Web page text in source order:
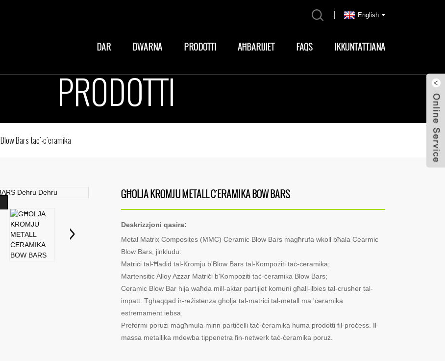
English
DAR DWARNA PRODOTTI AĦBARIJIET FAQS IKKUNTATTJANA
PRODOTTI
Blow Bars taċ-ċeramika
GĦOLJA KROMJU METALL ĊERAMIKA BOW BARS
Deskrizzjoni qasira:
Metal Matrix Composites (MMC) Ceramic Blow Bars magħrufa wkoll bħala Cearmic
Blow Bars, jinkludu:
Matriċi tal-Ħadid tal-Kromju b'Blow Bars tal-Kompożiti taċ-ċeramika;
Martensitic Alloy Azzar Matriċi b'Kompożiti taċ-ċeramika Blow Bars;
Ceramic Blow Bar hija waħda mill-aktar partijiet komuni għall-ilbies tal-crusher tal-
impatt. Tgħaqqad ir-reżistenza għolja tal-matriċi tal-metall ma 'ċeramika
estremament iebsa.
Preformi porużi magħmula minn partiċelli taċ-ċeramika huma prodotti fil-proċess. Il-
massa metallika mdewba tippenetra fin-netwerk taċ-ċeramika poruż.